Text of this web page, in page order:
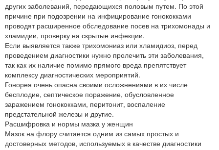
других заболеваний, передающихся половым путем. По этой
причине при подозрении на инфицирование гонококками
проводят расширенное обследование посев на трихомонады и
хламидии, проверку на скрытые инфекции.
Если выявляется также трихомониаз или хламидиоз, перед
проведением диагностики нужно пролечить эти заболевания,
так как их наличие помимо прямого вреда препятствует
комплексу диагностических мероприятий.
Гонорея очень опасна своими осложнениями в их числе
бесплодие, септическое поражение, обусловленное
заражением гонококками, перитонит, воспаление
предстательной железы и другие.
Расшифровка и нормы мазка у женщин
Мазок на флору считается одним из самых простых и
достоверных методов, используемых в качестве диагностики